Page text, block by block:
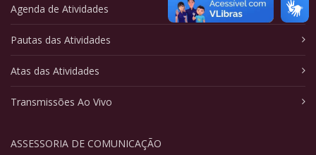
Agenda de Atividades
Pautas das Atividades
Atas das Atividades
Transmissões Ao Vivo
ASSESSORIA DE COMUNICAÇÃO